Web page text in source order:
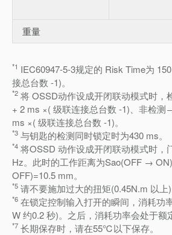
重量
*1 IEC60947-5-3规定的 Risk Time为
接总台数 -1)。
*2 将 OSSD动作设成开闭联动模式时
+ 2 ms ×( 级联连接总台数 -1)、非检测
ms ×( 级联连接总台数 -1)。
*3 与钥匙的检测同时锁定时为430 ms。
*4 将OSSD 动作设成开闭联动模式时，
Hz。此时的工作距离为Sao(OFF →
OFF)=10.5 mm。
*5 请不要施加过大的扭矩(0.45N.m 以上)
*6 在锁定控制输入打开的瞬间，消耗功
W 约0.2 秒)。之后，消耗功率会处于额
*7 长期保存时，请在55℃以下保存。